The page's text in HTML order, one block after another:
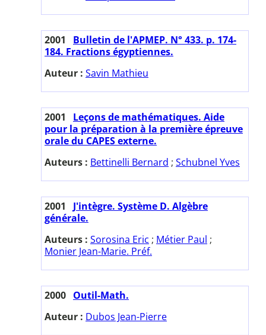
2001
Bulletin de l'APMEP. N° 433. p. 174-
184. Fractions égyptiennes.
Auteur : Savin Mathieu
2001
Leçons de mathématiques. Aide
pour la préparation à la première épreuve
orale du CAPES externe.
Auteurs : Bettinelli Bernard ; Schubnel Yves
2001
J'intègre. Système D. Algèbre
générale.
Auteurs : Sorosina Eric ; Métier Paul ;
Monier Jean-Marie. Préf.
2000 Outil-Math.
Auteur : Dubos Jean-Pierre